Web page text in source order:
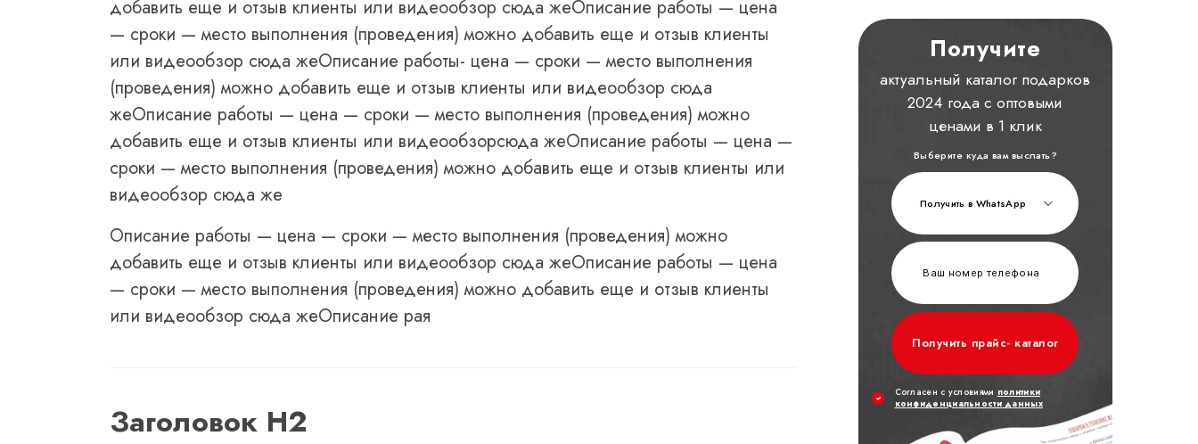
добавить еще и отзыв клиенты или видеообзор сюда жеОписание работы — цена
— сроки — место выполнения (проведения) можно добавить еще и отзыв клиенты
или видеообзор сюда жеОписание работы- цена — сроки — место выполнения
(проведения) можно добавить еще и отзыв клиенты или видеообзор сюда
жеОписание работы — цена — сроки — место выполнения (проведения) можно
добавить еще и отзыв клиенты или видеообзорсюда жеОписание работы — цена —
сроки — место выполнения (проведения) можно добавить еще и отзыв клиенты или
видеообзор сюда же
Описание работы — цена — сроки — место выполнения (проведения) можно
добавить еще и отзыв клиенты или видеообзор сюда жеОписание работы — цена
— сроки — место выполнения (проведения) можно добавить еще и отзыв клиенты
или видеообзор сюда жеОписание рая
Заголовок Н2
Получите
актуальный каталог подарков
2024 года с оптовыми
ценами в 1 клик
Выберите куда вам выслать?
Получить в WhatsApp
Получить прайс- каталог
Cогласен с условиями политики
конфиденциальности данных